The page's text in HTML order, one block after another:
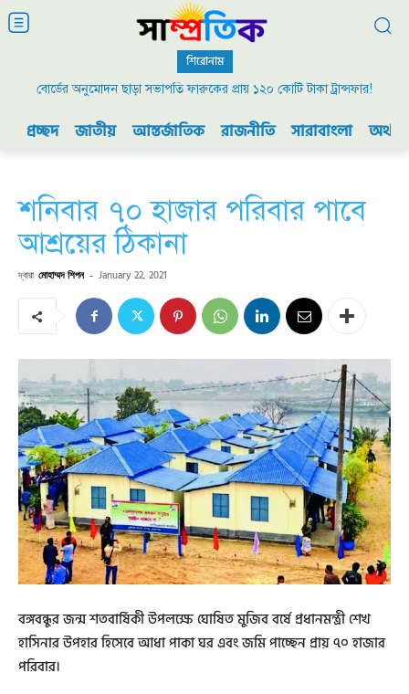
শিরোনাম
বোর্ডের অনুমোদন ছাড়া সভাপতি ফারুকের প্রায় ১২০ কোটি টাকা ট্রান্সফার!
প্রচ্ছদ জাতীয় আন্তর্জাতিক রাজনীতি সারাবাংলা
শনিবার ৭০ হাজার পরিবার পাবে
আশ্রয়ের ঠিকানা
দ্বারা মোহাম্মদ শিপন - January 22, 2021
বঙ্গবন্ধুর জন্ম শতবার্ষিকী উপলক্ষে ঘোষিত মুজিব বর্ষে প্রধানমন্ত্রী শেখ
হাসিনার উপহার হিসেবে আধা পাকা ঘর এবং জমি পাচ্ছেন প্রায় ৭০ হাজার
পরিবার।